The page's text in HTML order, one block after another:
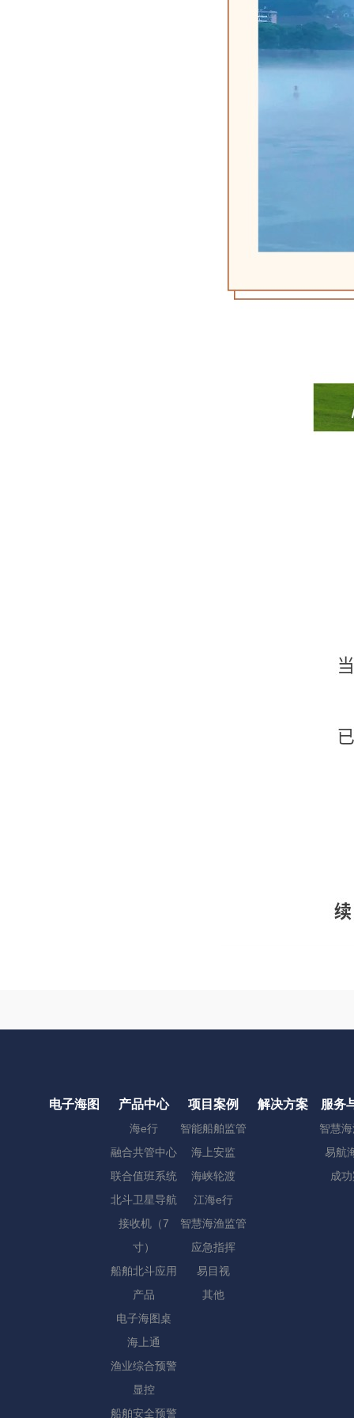
电子海图 产品中心
海e行
融合共管中心
联合值班系统
北斗卫星导航
接收机（7
寸）
船舶北斗应用
产品
电子海图桌
海上通
渔业综合预警
显控
船舶安全预警
项目案例
智能船舶监管
海上安监
海峡轮渡
江海e行
智慧海渔监管
应急指挥
易目视
其他
解决方案 服务
智慧
易航
成